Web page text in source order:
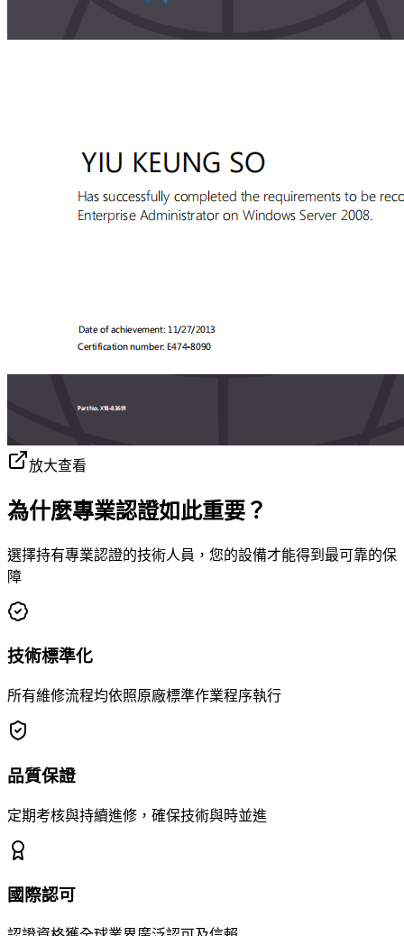
放大查看
為什麼專業認證如此重要？
選擇持有專業認證的技術人員，您的設備才能得到最可靠的保
障
技術標準化
所有維修流程均依照原廠標準作業程序執行
品質保證
定期考核與持續進修，確保技術與時並進
國際認可